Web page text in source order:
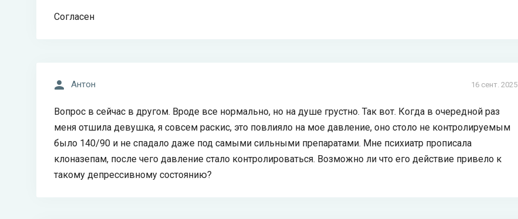
Согласен
16 сент. 2025
Антон
Вопрос в сейчас в другом. Вроде все нормально, но на душе грустно. Так вот. Когда в очередной раз
меня отшила девушка, я совсем раскис, это повлияло на мое давление, оно столо не контролируемым
было 140/90 и не спадало даже под самыми сильными препаратами. Мне психиатр прописала
клоназепам, после чего давление стало контролироваться. Возможно ли что его действие привело к
такому депрессивному состоянию?